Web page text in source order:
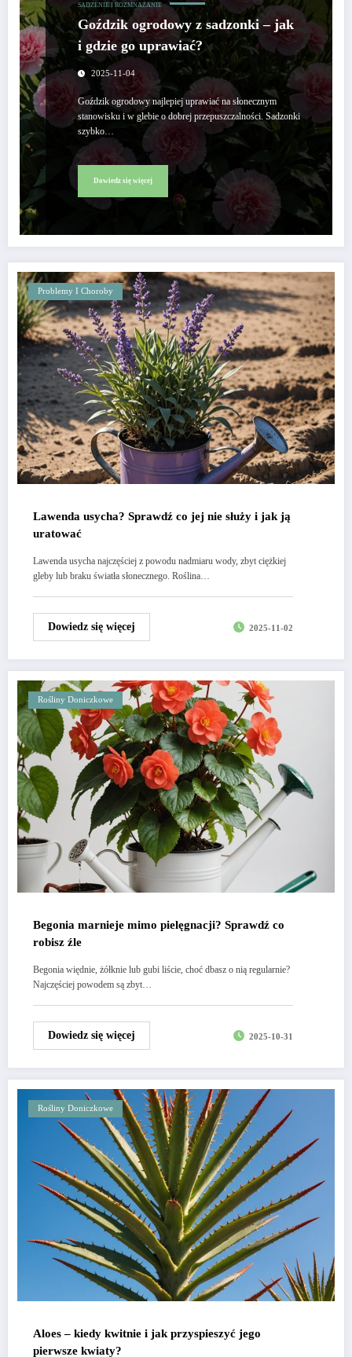
SADZENIE I ROZMNAŻANIE
Goździk ogrodowy z sadzonki – jak
i gdzie go uprawiać?
2025-11-04
Goździk ogrodowy najlepiej uprawiać na słonecznym
stanowisku i w glebie o dobrej przepuszczalności. Sadzonki
szybko…
Dowiedz się więcej
Problemy I Choroby
Lawenda usycha? Sprawdź co jej nie służy i jak ją
uratować
Lawenda usycha najczęściej z powodu nadmiaru wody, zbyt ciężkiej
gleby lub braku światła słonecznego. Roślina…
Dowiedz się więcej 2025-11-02
Rośliny Doniczkowe
Begonia marnieje mimo pielęgnacji? Sprawdź co
robisz źle
Begonia więdnie, żółknie lub gubi liście, choć dbasz o nią regularnie?
Najczęściej powodem są zbyt…
Dowiedz się więcej 2025-10-31
Rośliny Doniczkowe
Aloes – kiedy kwitnie i jak przyspieszyć jego
pierwsze kwiaty?